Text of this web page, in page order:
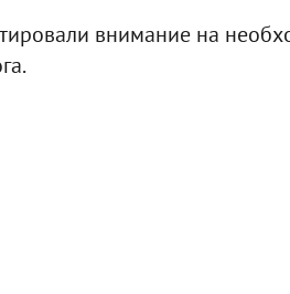
внимание на